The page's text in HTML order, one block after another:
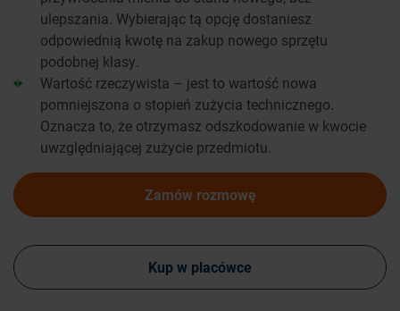
ulepszania. Wybierając tą opcję dostaniesz
odpowiednią kwotę na zakup nowego sprzętu
podobnej klasy.
Wartość rzeczywista – jest to wartość nowa
pomniejszona o stopień zużycia technicznego.
Oznacza to, że otrzymasz odszkodowanie w kwocie
uwzględniającej zużycie przedmiotu.
Zamów rozmowę
Kup w placówce